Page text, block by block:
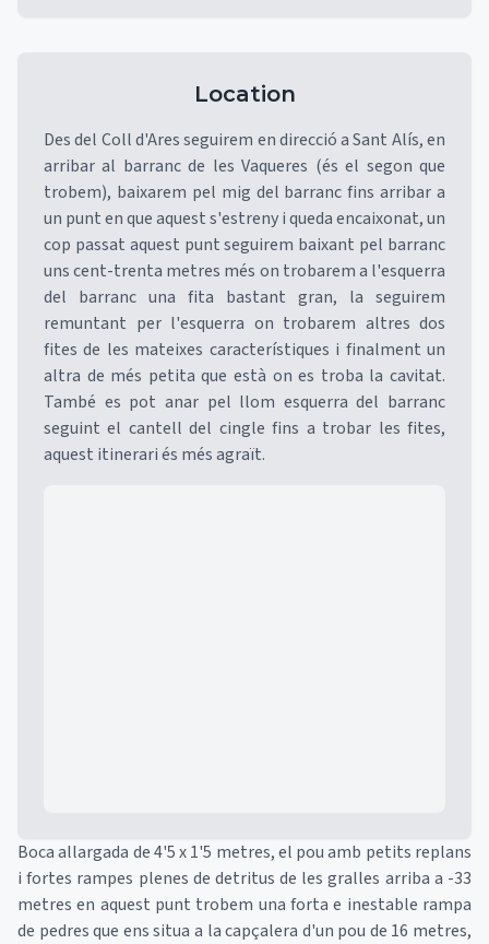
Location
Des del Coll d'Ares seguirem en direcció a Sant Alís, en
arribar al barranc de les Vaqueres (és el segon que
trobem), baixarem pel mig del barranc fins arribar a
un punt en que aquest s'estreny i queda encaixonat, un
cop passat aquest punt seguirem baixant pel barranc
uns cent-trenta metres més on trobarem a l'esquerra
del barranc una fita bastant gran, la seguirem
remuntant per l'esquerra on trobarem altres dos
fites de les mateixes característiques i finalment un
altra de més petita que està on es troba la cavitat.
També es pot anar pel llom esquerra del barranc
seguint el cantell del cingle fins a trobar les fites,
aquest itinerari és més agraït.
Boca allargada de 4'5 x 1'5 metres, el pou amb petits replans
i fortes rampes plenes de detritus de les gralles arriba a -33
metres en aquest punt trobem una forta e inestable rampa
de pedres que ens situa a la capçalera d'un pou de 16 metres,